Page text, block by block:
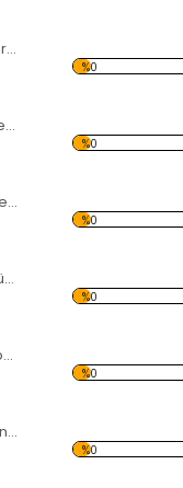
Ayçiçeği Tarlası Forex Tablo
%0
Dalda 2 Serçe Forex Tablo
%0
Tele Konmuş Serçeler Forex Tablo
%0
Mavi ve Turuncu Zümrüdü Anka Forex Tablo
%0
Magazin Dergi Kupürü Forex Tablo
%0
Piyano Çalan Kadın Forex Tablo
%0